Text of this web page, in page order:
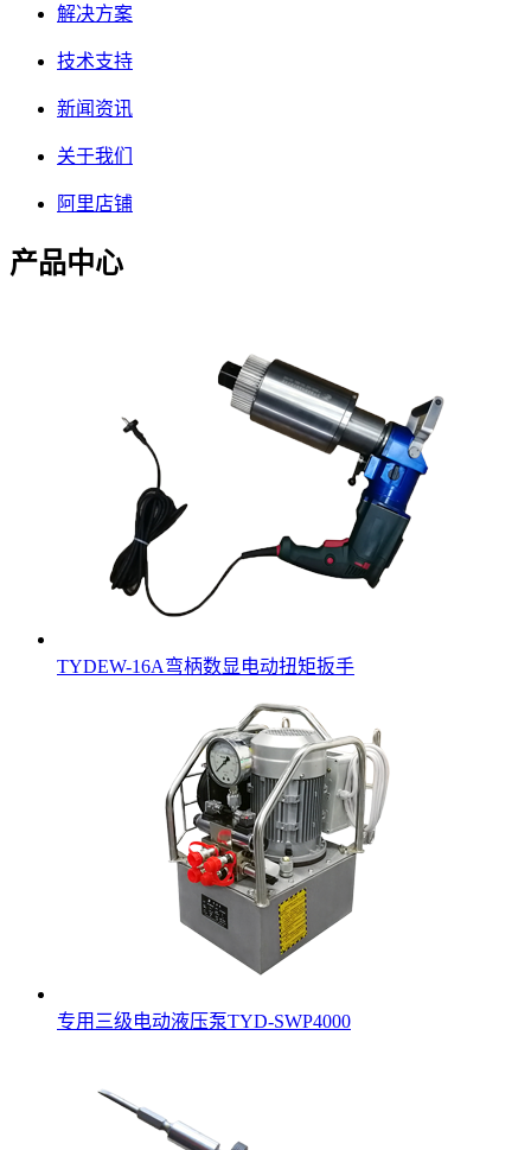
解决方案
技术支持
新闻资讯
关于我们
阿里店铺
产品中心
TYDEW-16A弯柄数显电动扭矩扳手
专用三级电动液压泵TYD-SWP4000